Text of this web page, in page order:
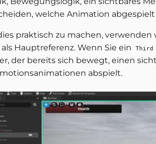
welche Animation abgespielt
praktisch zu machen, verwenden
als Hauptreferenz. Wenn Sie ein
Third
der bereits sich bewegt, einen
abspielt.